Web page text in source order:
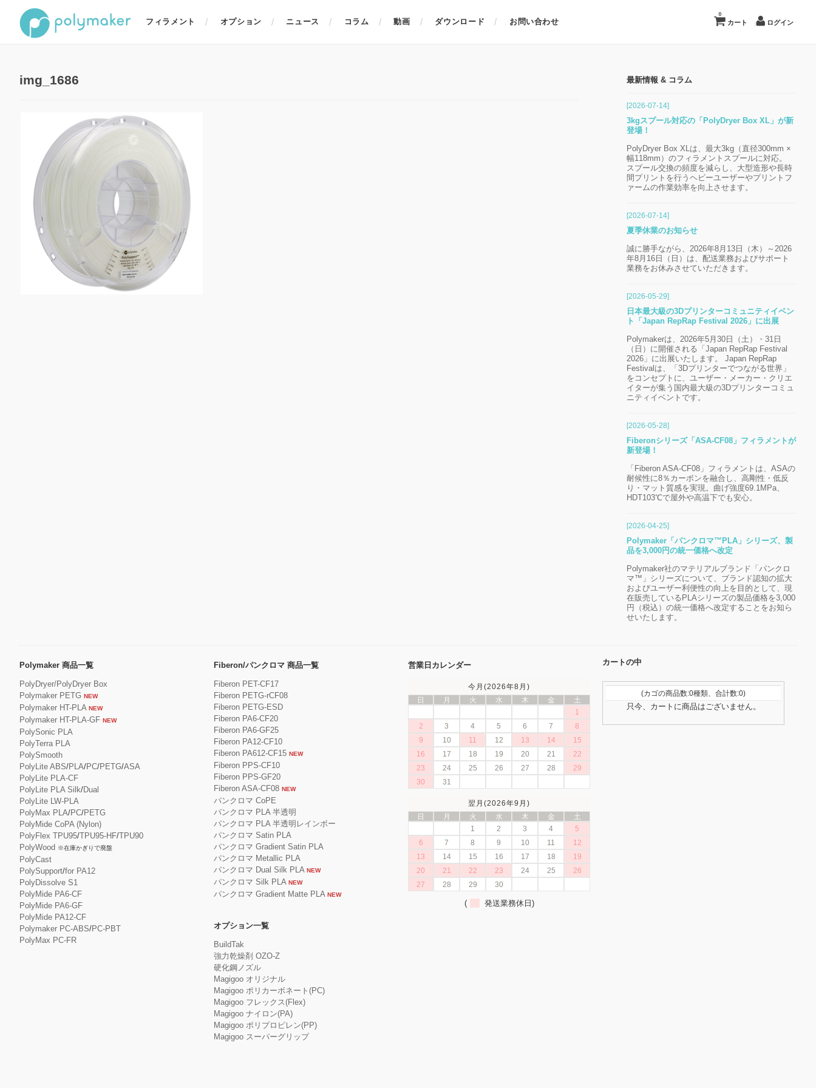
カート
0
ログイン
フィラメント オプション ニュース コラム 動画 ダウンロード お問い合わせ
img_1686 最新情報 & コラム
[2026-07-14]
3kgスプール対応の「PolyDryer Box XL」が新
登場！
PolyDryer Box XLは、最大3kg（直径300mm ×
幅118mm）のフィラメントスプールに対応。
スプール交換の頻度を減らし、大型造形や長時
間プリントを行うヘビーユーザーやプリントフ
ァームの作業効率を向上させます。
[2026-07-14]
夏季休業のお知らせ
誠に勝手ながら、2026年8月13日（木）～2026
年8月16日（日）は、配送業務およびサポート
業務をお休みさせていただきます。
[2026-05-29]
日本最大級の3Dプリンターコミュニティイベン
ト「Japan RepRap Festival 2026」に出展
Polymakerは、2026年5月30日（土）・31日
（日）に開催される「Japan RepRap Festival
2026」に出展いたします。 Japan RepRap
Festivalは、「3Dプリンターでつながる世界」
をコンセプトに、ユーザー・メーカー・クリエ
イターが集う国内最大級の3Dプリンターコミュ
ニティイベントです。
[2026-05-28]
Fiberonシリーズ「ASA-CF08」フィラメントが
新登場！
「Fiberon ASA-CF08」フィラメントは、ASAの
耐候性に8％カーボンを融合し、高剛性・低反
り・マット質感を実現。曲げ強度69.1MPa、
HDT103℃で屋外や高温下でも安心。
[2026-04-25]
Polymaker「パンクロマ™PLA」シリーズ、製
品を3,000円の統一価格へ改定
Polymaker社のマテリアルブランド「パンクロ
マ™」シリーズについて、ブランド認知の拡大
およびユーザー利便性の向上を目的として、現
在販売しているPLAシリーズの製品価格を3,000
円（税込）の統一価格へ改定することをお知ら
せいたします。
Polymaker 商品一覧
PolyDryer/PolyDryer Box
Polymaker PETG NEW
Polymaker HT-PLA NEW
Polymaker HT-PLA-GF NEW
PolySonic PLA
PolyTerra PLA
PolySmooth
PolyLite ABS/PLA/PC/PETG/ASA
PolyLite PLA-CF
PolyLite PLA Silk/Dual
PolyLite LW-PLA
PolyMax PLA/PC/PETG
PolyMide CoPA (Nylon)
PolyFlex TPU95/TPU95-HF/TPU90
PolyWood ※在庫かぎりで廃盤
PolyCast
PolySupport/for PA12
PolyDissolve S1
PolyMide PA6-CF
PolyMide PA6-GF
PolyMide PA12-CF
Polymaker PC-ABS/PC-PBT
PolyMax PC-FR
Fiberon/パンクロマ 商品一覧
Fiberon PET-CF17
Fiberon PETG-rCF08
Fiberon PETG-ESD
Fiberon PA6-CF20
Fiberon PA6-GF25
Fiberon PA12-CF10
Fiberon PA612-CF15 NEW
Fiberon PPS-CF10
Fiberon PPS-GF20
Fiberon ASA-CF08 NEW
パンクロマ CoPE
パンクロマ PLA 半透明
パンクロマ PLA 半透明レインボー
パンクロマ Satin PLA
パンクロマ Gradient Satin PLA
パンクロマ Metallic PLA
パンクロマ Dual Silk PLA NEW
パンクロマ Silk PLA NEW
パンクロマ Gradient Matte PLA NEW
オプション一覧
BuildTak
強力乾燥剤 OZO-Z
硬化鋼ノズル
Magigoo オリジナル
Magigoo ポリカーボネート(PC)
Magigoo フレックス(Flex)
Magigoo ナイロン(PA)
Magigoo ポリプロピレン(PP)
Magigoo スーパーグリップ
営業日カレンダー
今月(2026年8月)
日
月 火 水 木 金
土
1
2
3 4 5 6 7
8
9
10 11 12 13 14
15
16
17 18 19 20 21
22
23
24 25 26 27 28
29
30
31
翌月(2026年9月)
日
月 火 水 木 金
土
1
2 3 4
5
6
7 8 9 10 11
12
13
14 15 16 17 18
19
20
21 22 23 24 25
26
27
28 29 30
( 発送業務休日)
カートの中
(カゴの商品数:0種類、合計数:0)
只今、カートに商品はございません。